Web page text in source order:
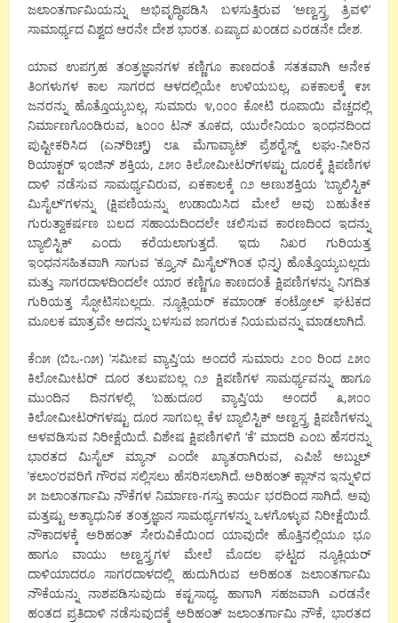
ಜಲಾಂತರ್ಗಾಮಿಯನ್ನು ಅಭಿವೃದ್ಧಿಪಡಿಸಿ ಬಳಸುತ್ತಿರುವ ‘ಅಣ್ವಸ್ತ್ರ ತ್ರಿವಳಿ’
ಸಾಮಾರ್ಥ್ಯದ ವಿಶ್ವದ ಆರನೇ ದೇಶ ಭಾರತ. ಏಷ್ಯಾದ ಖಂಡದ ಎರಡನೇ ದೇಶ.
ಯಾವ ಉಪಗ್ರಹ ತಂತ್ರಜ್ಞಾನಗಳ ಕಣ್ಣಿಗೂ ಕಾಣದಂತೆ ಸತತವಾಗಿ ಅನೇಕ
ತಿಂಗಳುಗಳ ಕಾಲ ಸಾಗರದ ಆಳದಲ್ಲಿಯೇ ಉಳಿಯಬಲ್ಲ, ಏಕಕಾಲಕ್ಕೆ ೯೫
ಜನರನ್ನು ಹೊತ್ತೊಯ್ಯಬಲ್ಲ, ಸುಮಾರು ೪,೦೦೦ ಕೋಟಿ ರೂಪಾಯಿ ವೆಚ್ಚದಲ್ಲಿ
ನಿರ್ಮಾಣಗೊಂಡಿರುವ, ೬೦೦೦ ಟನ್ ತೂಕದ, ಯುರೇನಿಯಂ ಇಂಧನದಿಂದ
ಪುಷ್ಟೀಕರಿಸಿದ (ಎನ್‌ರಿಚ್ಡ್) ೮೩ ಮೆಗಾವ್ಯಾಟ್ ಪ್ರೆಶರೈಸ್ಡ್ ಲಘು-ನೀರಿನ
ರಿಯಾಕ್ಟರ್ ಇಂಜಿನ್ ಶಕ್ತಿಯ, ೭೫೦ ಕಿಲೋಮೀಟರ್‌ಗಳಷ್ಟು ದೂರಕ್ಕೆ ಕ್ಷಿಪಣಿಗಳ
ದಾಳಿ ನಡೆಸುವ ಸಾಮರ್ಥ್ಯವಿರುವ, ಏಕಕಾಲಕ್ಕೆ ೧೨ ಅಣುಶಕ್ತಿಯ ‘ಬ್ಯಾಲಿಸ್ಟಿಕ್
ಮಿಸೈಲ್’ಗಳನ್ನು (ಕ್ಷಿಪಣಿಯನ್ನು ಉಡಾಯಿಸಿದ ಮೇಲೆ ಅವು ಬಹುತೇಕ
ಗುರುತ್ವಾಕರ್ಷಣ ಬಲದ ಸಹಾಯದಿಂದಲೇ ಚಲಿಸುವ ಕಾರಣದಿಂದ ಇದನ್ನು
ಬ್ಯಾಲಿಸ್ಟಿಕ್ ಎಂದು ಕರೆಯಲಾಗುತ್ತದೆ. ಇದು ನಿಖರ ಗುರಿಯತ್ತ
ಇಂಧನಸಹಿತವಾಗಿ ಸಾಗುವ ‘ಕ್ರ್ಯೂಸ್ ಮಿಸೈಲ್’ಗಿಂತ ಭಿನ್ನ) ಹೊತ್ತೊಯ್ಯಬಲ್ಲದು
ಮತ್ತು ಸಾಗರದಾಳದಿಂದಲೇ ಯಾರ ಕಣ್ಣಿಗೂ ಕಾಣದಂತೆ ಕ್ಷಿಪಣಿಗಳನ್ನು ನಿಗದಿತ
ಗುರಿಯತ್ತ ಸ್ಫೋಟಿಸಬಲ್ಲದು. ನ್ಯೂಕ್ಲಿಯರ್ ಕಮಾಂಡ್ ಕಂಟ್ರೋಲ್ ಘಟಕದ
ಮೂಲಕ ಮಾತ್ರವೇ ಅದನ್ನು ಬಳಸುವ ಜಾಗರುಕ ನಿಯಮವನ್ನು ಮಾಡಲಾಗಿದೆ.
ಕೆ೧೫ (ಬಿಒ-೧೫) ’ಸಮೀಪ ವ್ಯಾಪ್ತಿ’ಯ ಅಂದರೆ ಸುಮಾರು ೭೦೦ ರಿಂದ ೭೫೦
ಕಿಲೋಮೀಟರ್ ದೂರ ತಲುಪಬಲ್ಲ ೧೨ ಕ್ಷಿಪಣಿಗಳ ಸಾಮರ್ಥ್ಯವನ್ನು ಹಾಗೂ
ಮುಂದಿನ ದಿನಗಳಲ್ಲಿ ’ಬಹುದೂರ ವ್ಯಾಪ್ತಿ’ಯ ಅಂದರೆ ೩,೫೦೦
ಕಿಲೋಮೀಟರ್‌ಗಳಷ್ಟು ದೂರ ಸಾಗಬಲ್ಲ ಕೆಳ ಬ್ಯಾಲಿಸ್ಟಿಕ್ ಅಣ್ವಸ್ತ್ರ ಕ್ಷಿಪಣಿಗಳನ್ನು
ಅಳವಡಿಸುವ ನಿರೀಕ್ಷೆಯಿದೆ. ವಿಶೇಷ ಕ್ಷಿಪಣಿಗಳಿಗೆ ‘ಕೆ’ ಮಾದರಿ ಎಂಬ ಹೆಸರನ್ನು
ಭಾರತದ ಮಿಸೈಲ್ ಮ್ಯಾನ್ ಎಂದೇ ಖ್ಯಾತರಾಗಿರುವ, ಎಪಿಜೆ ಅಬ್ದುಲ್
’ಕಲಾಂ’ರವರಿಗೆ ಗೌರವ ಸಲ್ಲಿಸಲು ಹೆಸರಿಸಲಾಗಿದೆ. ಅರಿಹಂತ್ ಕ್ಲಾಸ್‌ನ ಇನ್ನುಳಿದ
೫ ಜಲಾಂತರ್ಗಾಮಿ ನೌಕೆಗಳ ನಿರ್ಮಾಣ-ಗಸ್ತು ಕಾರ್ಯ ಭರದಿಂದ ಸಾಗಿದೆ. ಅವು
ಮತ್ತಷ್ಟು ಅತ್ಯಾಧುನಿಕ ತಂತ್ರಜ್ಞಾನ ಸಾಮರ್ಥ್ಯಗಳನ್ನು ಒಳಗೊಳ್ಳುವ ನಿರೀಕ್ಷೆಯಿದೆ.
ನೌಕಾದಳಕ್ಕೆ ಅರಿಹಂತ್ ಸೇರುವಿಕೆಯಿಂದ ಯಾವುದೇ ಹೊತ್ತಿನಲ್ಲಿಯೂ ಭೂ
ಹಾಗೂ ವಾಯು ಅಣ್ವಸ್ತ್ರಗಳ ಮೇಲೆ ಮೊದಲ ಘಟ್ಟದ ನ್ಯೂಕ್ಲಿಯರ್
ದಾಳಿಯಾದರೂ ಸಾಗರದಾಳದಲ್ಲಿ ಹುದುಗಿರುವ ಅರಿಹಂತ ಜಲಾಂತರ್ಗಾಮಿ
ನೌಕೆಯನ್ನು ನಾಶಪಡಿಸುವುದು ಕಷ್ಟಸಾಧ್ಯ. ಹಾಗಾಗಿ ಸಹಜವಾಗಿ ಎರಡನೇ
ಹಂತದ ಪ್ರತಿದಾಳಿ ನಡೆಸುವುದಕ್ಕೆ ಅರಿಹಂತ್ ಜಲಾಂತರ್ಗಾಮಿ ನೌಕೆ, ಭಾರತದ